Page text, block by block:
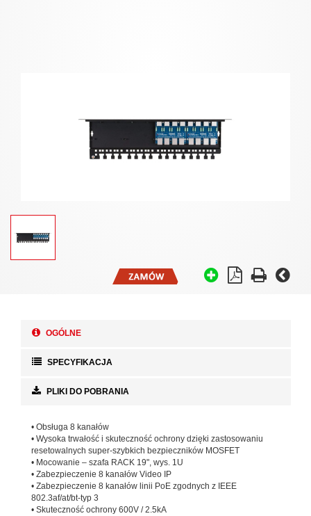
OGÓLNE
SPECYFIKACJA
PLIKI DO POBRANIA
• Obsługa 8 kanałów
• Wysoka trwałość i skuteczność ochrony dzięki zastosowaniu
resetowalnych super-szybkich bezpieczników MOSFET
• Mocowanie – szafa RACK 19", wys. 1U
• Zabezpieczenie 8 kanałów Video IP
• Zabezpieczenie 8 kanałów linii PoE zgodnych z IEEE
802.3af/at/bt-typ 3
• Skuteczność ochrony 600V / 2.5kA